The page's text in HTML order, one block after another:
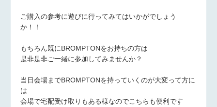
ご購入の参考に遊びに行ってみてはいかがでしょう
か！！
もちろん既にBROMPTONをお持ちの方は
是非是非ご一緒に参加してみませんか？
当日会場までBROMPTONを持っていくのが大変って方に
は
会場で宅配受け取りもある様なのでこちらも便利です